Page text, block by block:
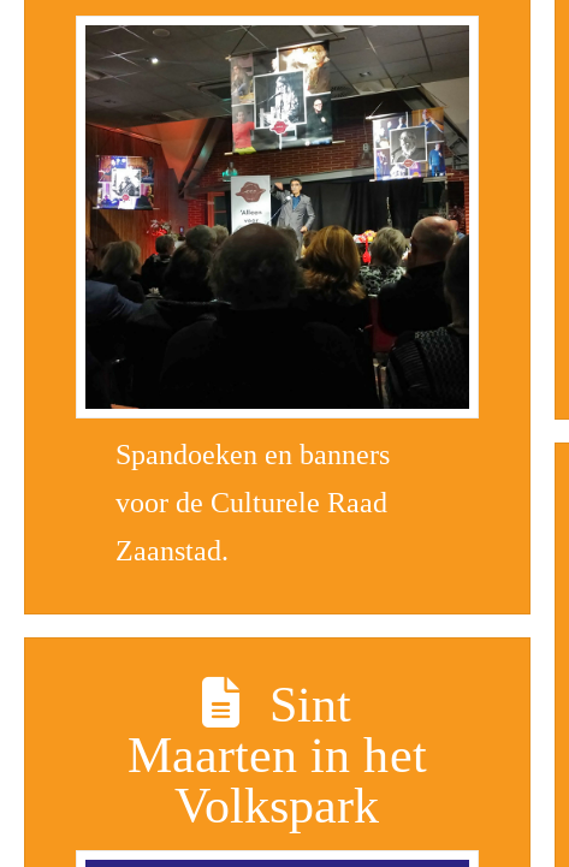
Spandoeken en banners
voor de Culturele Raad
Zaanstad.
Sint
Maarten in het
Volkspark